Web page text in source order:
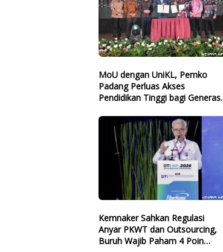
MoU dengan UniKL, Pemko
Padang Perluas Akses
Pendidikan Tinggi bagi Generasi
Kemnaker Sahkan Regulasi
Anyar PKWT dan Outsourcing,
Buruh Wajib Paham 4 Poin